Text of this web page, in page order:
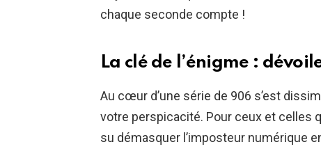
chaque seconde compte !
La clé de l’énigme :
Au cœur d’une série de 906 s’est
votre perspicacité. Pour ceux et celles
su démasquer l’imposteur numérique